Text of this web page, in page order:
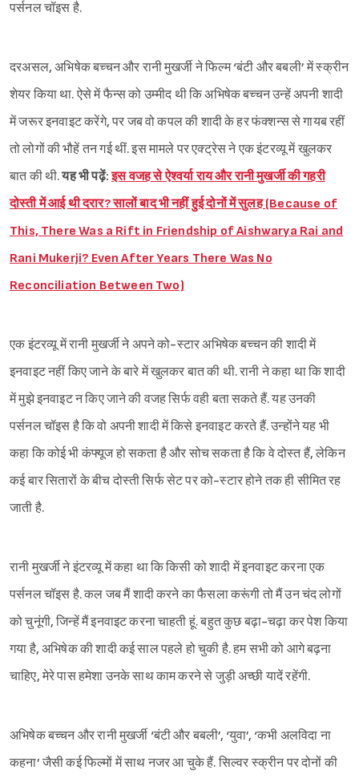
Sign in
पर्सनल चॉइस है.
दरअसल, अभिषेक बच्चन और रानी मुखर्जी ने फिल्म ‘बंटी और बबली’ में स्क्रीन
शेयर किया था. ऐसे में फैन्स को उम्मीद थी कि अभिषेक बच्चन उन्हें अपनी शादी
में जरूर इनवाइट करेंगे, पर जब वो कपल की शादी के हर फंक्शन्स से गायब रहीं
तो लोगों की भौहें तन गई थीं. इस मामले पर एक्ट्रेस ने एक इंटरव्यू में खुलकर
बात की थी.यह भी पढ़ें:इस वजह से ऐश्वर्या राय और रानी मुखर्जी की गहरी
दोस्ती में आई थी दरार? सालों बाद भी नहीं हुई दोनों में सुलह (Because of
This, There Was a Rift in Friendship of Aishwarya Rai and
Rani Mukerji? Even After Years There Was No
Reconciliation Between Two)
एक इंटरव्यू में रानी मुखर्जी ने अपने को-स्टार अभिषेक बच्चन की शादी में
इनवाइट नहीं किए जाने के बारे में खुलकर बात की थी. रानी ने कहा था कि शादी
में मुझे इनवाइट न किए जाने की वजह सिर्फ वही बता सकते हैं. यह उनकी
पर्सनल चॉइस है कि वो अपनी शादी में किसे इनवाइट करते हैं. उन्होंने यह भी
कहा कि कोई भी कंफ्यूज हो सकता है और सोच सकता है कि वे दोस्त हैं, लेकिन
कई बार सितारों के बीच दोस्ती सिर्फ सेट पर को-स्टार होने तक ही सीमित रह
जाती है.
रानी मुखर्जी ने इंटरव्यू में कहा था कि किसी को शादी में इनवाइट करना एक
पर्सनल चॉइस है. कल जब मैं शादी करने का फैसला करूंगी तो मैं उन चंद लोगों
को चुनूंगी, जिन्हें मैं इनवाइट करना चाहती हूं. बहुत कुछ बढ़ा-चढ़ा कर पेश किया
गया है, अभिषेक की शादी कई साल पहले हो चुकी है. हम सभी को आगे बढ़ना
चाहिए, मेरे पास हमेशा उनके साथ काम करने से जुड़ी अच्छी यादें रहेंगी.
अभिषेक बच्चन और रानी मुखर्जी ‘बंटी और बबली’, ‘युवा’, ‘कभी अलविदा ना
कहना’ जैसी कई फिल्मों में साथ नजर आ चुके हैं. सिल्वर स्क्रीन पर दोनों की